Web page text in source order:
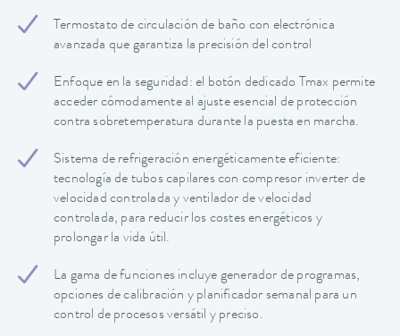
Termostato de circulación de baño con electrónica
avanzada que garantiza la precisión del control
Enfoque en la seguridad: el botón dedicado Tmax permite
acceder cómodamente al ajuste esencial de protección
contra sobretemperatura durante la puesta en marcha.
Sistema de refrigeración energéticamente eficiente:
tecnología de tubos capilares con compresor inverter de
velocidad controlada y ventilador de velocidad
controlada, para reducir los costes energéticos y
prolongar la vida útil.
La gama de funciones incluye generador de programas,
opciones de calibración y planificador semanal para un
control de procesos versátil y preciso.